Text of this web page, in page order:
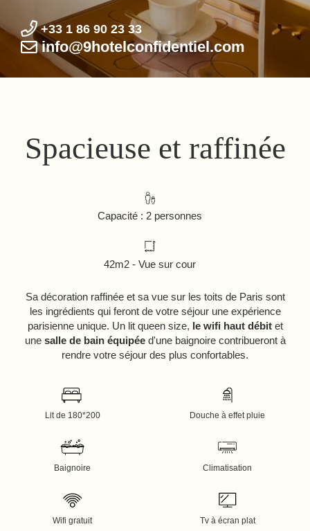
+33 1 86 90 23 33
info@9hotel­confidentiel.com
Spacieuse et raffinée
Capacité : 2 personnes
42m2 - Vue sur cour
Sa décoration raffinée et sa vue sur les toits de Paris sont
les ingrédients qui feront de votre séjour une expérience
parisienne unique. Un lit queen size, le wifi haut débitet
une salle de bain équipéed'une baignoire contribueront à
rendre votre séjour des plus confortables.
Lit de 180*200 Douche à effet pluie
Baignoire Climatisation
Wifi gratuit Tv à écran plat